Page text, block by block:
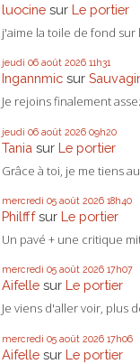
luocine sur Le portier
j'aime la toile de fond
jeudi 06 août 2026 11h31
Ingannmic sur
Je rejoins finalement
jeudi 06 août 2026 09h20
Tania sur Le portier
Grâce à toi, je me tiens
mercredi 05 août 2026 18h40
Philfffsur Le portier
Un pavé + une critique
mercredi 05 août 2026 17h07
Aifelle sur Le portier
Je viens d'aller voir, plus
mercredi 05 août 2026 17h06
Aifelle sur Le portier